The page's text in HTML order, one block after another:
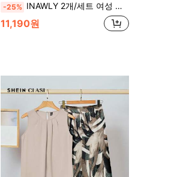
-25% INAWLY 2개/세트 여성 솔리드 컬러 반팔 라운드 넥 티셔츠 + 긴 바지
11,190원